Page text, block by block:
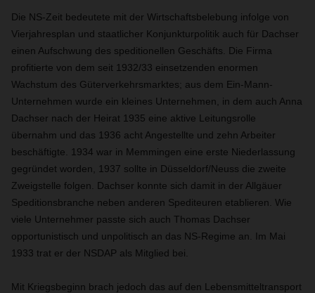
Die NS-Zeit bedeutete mit der Wirtschaftsbelebung infolge von
Vierjahresplan und staatlicher Konjunkturpolitik auch für Dachser
einen Aufschwung des speditionellen Geschäfts. Die Firma
profitierte von dem seit 1932/33 einsetzenden enormen
Wachstum des Güterverkehrsmarktes; aus dem Ein-Mann-
Unternehmen wurde ein kleines Unternehmen, in dem auch Anna
Dachser nach der Heirat 1935 eine aktive Leitungsrolle
übernahm und das 1936 acht Angestellte und zehn Arbeiter
beschäftigte. 1934 war in Memmingen eine erste Niederlassung
gegründet worden, 1937 sollte in Düsseldorf/Neuss die zweite
Zweigstelle folgen. Dachser konnte sich damit in der Allgäuer
Speditionsbranche neben anderen Spediteuren etablieren. Wie
viele Unternehmer passte sich auch Thomas Dachser
opportunistisch und unpolitisch an das NS-Regime an. Im Mai
1933 trat er der NSDAP als Mitglied bei.
Mit Kriegsbeginn brach jedoch das auf den Lebensmitteltransport